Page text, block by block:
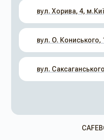
вул. Хорива, 4,
вул. О. Кониського,
вул.